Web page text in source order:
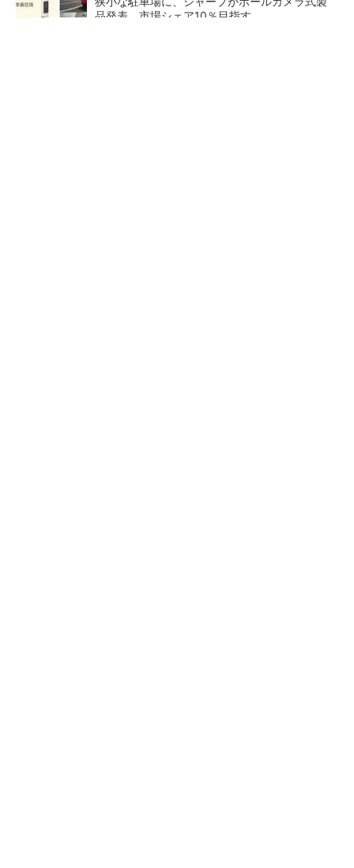
品発表 市場シェア10％目指す